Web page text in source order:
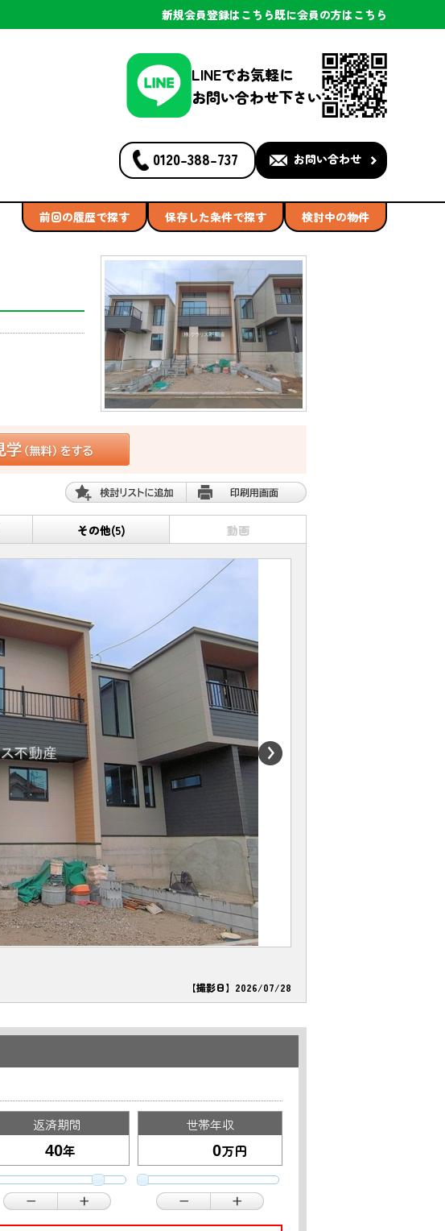
新規会員登録はこちら既に会員の方はこちら
LINEでお気軽に
お問い合わせ下さい
0120-388-737 お問い合わせ
前回の履歴で探す 保存した条件で探す
検討中の物件
その他(5) 動画
【撮影日】2026/07/28
返済期間
年
世帯年収
万円